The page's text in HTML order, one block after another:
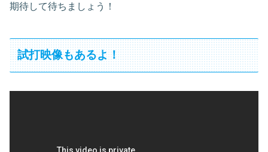
期待して待ちましょう！
試打映像もあるよ！